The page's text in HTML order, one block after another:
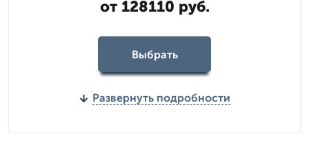
от 128110 руб.
Выбрать
Развернуть подробности